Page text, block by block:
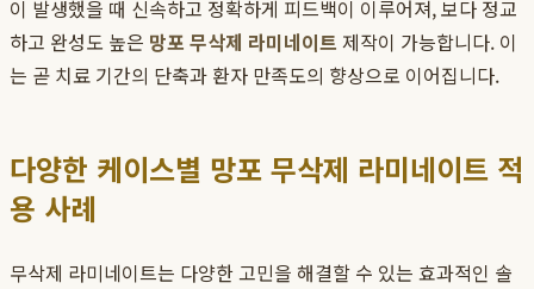
이 발생했을 때 신속하고 정확하게 피드백이 이루어져, 보다 정교
하고 완성도 높은 망포 무삭제 라미네이트 제작이 가능합니다. 이
는 곧 치료 기간의 단축과 환자 만족도의 향상으로 이어집니다.
다양한 케이스별 망포 무삭제 라미네이트 적
용 사례
무삭제 라미네이트는 다양한 고민을 해결할 수 있는 효과적인 솔